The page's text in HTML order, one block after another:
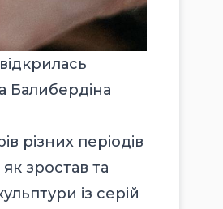
відкрилась
Балибердіна
різних періодів
зростав та
із серій